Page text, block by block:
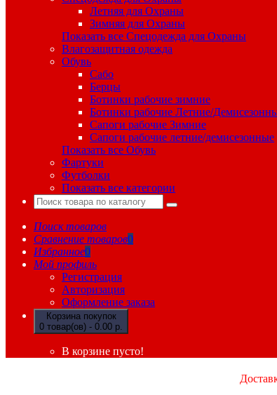
Летняя для Охраны
Зимняя для Охраны
Показать все Спецодежда для Охраны
Влагозащитная одежда
Обувь
Сабо
Берцы
Ботинки рабочие зимние
Ботинки рабочие Летние/
Сапоги рабочие Зимние
Сапоги рабочие летние/демисезонные
Показать все Обувь
Фартуки
Футболки
Показать все категории
Поиск товаров
Сравнение товаров0
Избранное0
Мой профиль
Регистрация
Авторизация
Оформление заказа
Корзина покупок
0 товар(ов) - 0.00 р.
В корзине пусто!